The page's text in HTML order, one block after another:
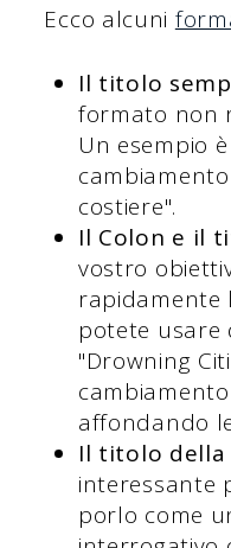
Ecco alcuni
Il titolo
formato non
Un esempio
costiere".
Il Colon e il
vostro
rapidamente
potete usare
"Drowning
affondando
Il titolo della
interessante
porlo come